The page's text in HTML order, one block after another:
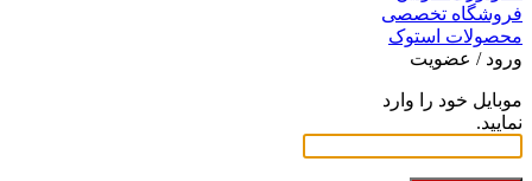
ورود / عضویت
موبایل خود را وارد
نمایید.